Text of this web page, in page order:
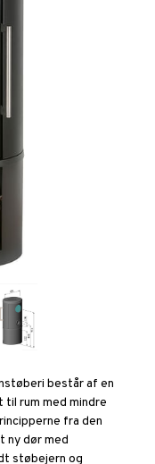
består af en
rum med mindre
fra den
ny dør med
støbejern og